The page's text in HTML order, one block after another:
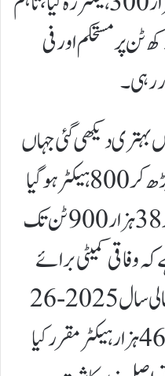
پیداوار تقریباً 48 لاکھ ٹن پر مستحکم اور فی
بہتری دیکھی گئی جہاں
زیرِ کاشت رقبہ 14.3 فیصد بڑھ کر 800 ہیکٹر ہو گیا
جبکہ پیداوار 6.9 فیصد بڑھ کر 38 ہزار 900 ٹن تک
کہ وفاقی کمیٹی برائے
زراعت (ایف سی اے)نے مالی سال 2025-26
کے لیے گنے کا ہدف 11 لاکھ 46 ہزار ہیکٹر مقرر کیا